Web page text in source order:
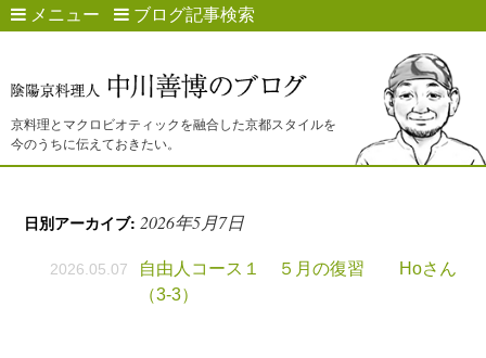
メニュー ブログ記事検索
京料理とマクロビオティックを融合した京都スタイルを
今のうちに伝えておきたい。
日別アーカイブ:2026年5月7日
2026.05.07
自由人コース１ ５月の復習 Hoさん
（3-3）